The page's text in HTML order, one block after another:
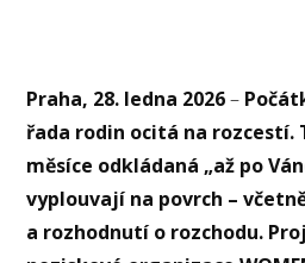
Praha, 28. ledna 2026–
řada rodin ocitá na
měsíce odkládaná „až po
vyplouvají na povrch –
a rozhodnutí o rozchodu.